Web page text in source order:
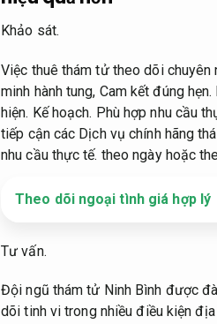
Khảo sát.
Việc thuê thám tử theo dõi
minh hành tung, Cam kết đúng hẹn.
hiện. Kế hoạch. Phù hợp nhu cầu
tiếp cận các Dịch vụ chính hãng
nhu cầu thực tế. theo ngày hoặc
Theo dõi ngoại tình giá hợp lý
Tư vấn.
Đội ngũ thám tử Ninh Bình được
dõi tinh vi trong nhiều điều kiện